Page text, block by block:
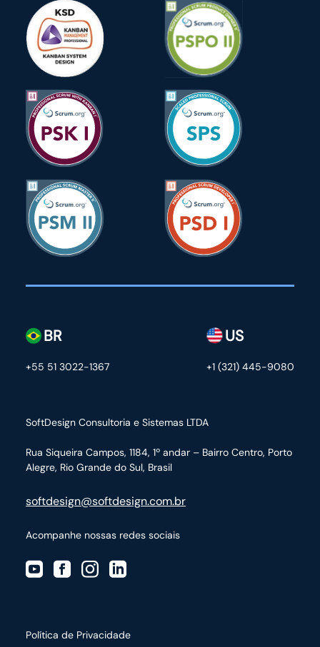
SoftDesign Consultoria e Sistemas LTDA
Rua Siqueira Campos, 1184, 1º andar – Bairro Centro, Porto
Alegre, Rio Grande do Sul, Brasil
softdesign@softdesign.com.br
BR
+55 51 3022-1367
US
+1 (321) 445-9080
Acompanhe nossas redes sociais
Política de Privacidade